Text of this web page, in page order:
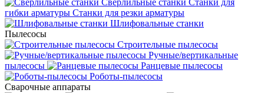
Сверлильные станки Станки для
гибки арматуры Станки для резки арматуры
Шлифовальные станки
Пылесосы
Строительные пылесосы
Ручные/вертикальные
пылесосы
Ранцевые пылесосы
Роботы-пылесосы
Сварочные аппараты